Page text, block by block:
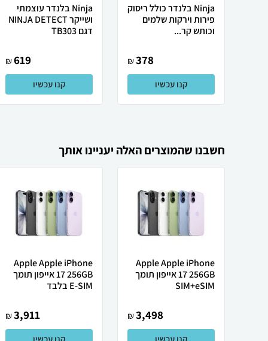
Ninja בלנדר כולל ריסוק
פירות וירקות שלמים
וכותש קר...
378
₪
קנו עכשיו
Ninja בלנדר עוצמתי
ושייקר NINJA DETECT
דגם TB303
619
₪
קנו עכשיו
חשבנו שהמוצרים האלה יעניינו אותך
Apple Apple iPhone
17 256GB אייפון תומך
SIM+eSIM
3,498
₪
Apple Apple iPhone
17 256GB אייפון תומך
E-SIM בלבד
3,911
₪